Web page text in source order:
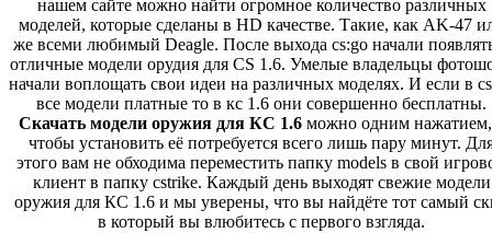
нашем сайте можно найти огромное количество различных
моделей, которые сделаны в HD качестве. Такие, как AK-47
же всеми любимый Deagle. После выхода cs:go начали
отличные модели орудия для CS 1.6. Умелые владельцы
начали воплощать свои идеи на различных моделях. И если в
все модели платные то в кс 1.6 они совершенно бесплатны.
Скачать модели оружия для КС 1.6 можно одним
чтобы установить её потребуется всего лишь пару минут.
этого вам не обходима переместить папку models в свой
клиент в папку cstrike. Каждый день выходят свежие модели
оружия для КС 1.6 и мы уверены, что вы найдёте тот самый
в который вы влюбитесь с первого взгляда.